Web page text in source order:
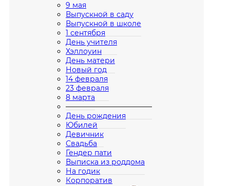
9 мая
Выпускной в саду
Выпускной в школе
1 сентября
День учителя
Хэллоуин
День матери
Новый год
14 февраля
23 февраля
8 марта
————————————
День рождения
Юбилей
Девичник
Свадьба
Гендер пати
Выписка из роддома
На годик
Корпоратив